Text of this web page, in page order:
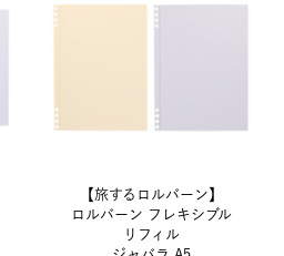
【旅するロルバーン】
ロルバーン フレキシブル
リフィル